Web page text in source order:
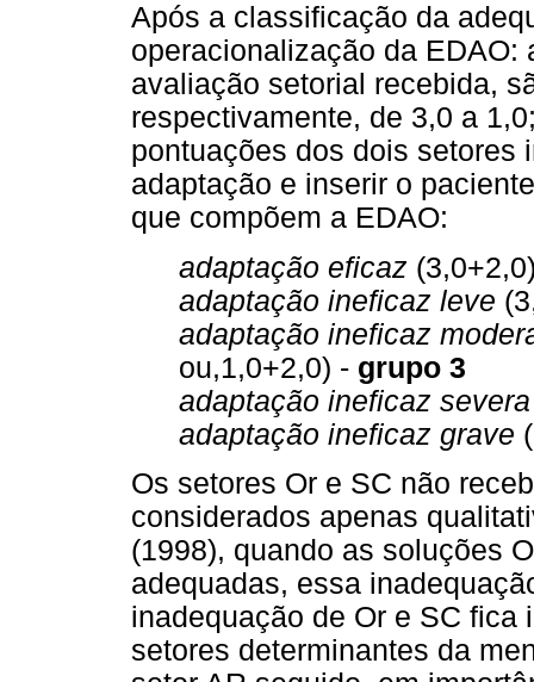
Após a classificação da
operacionalização da EDAO:
avaliação setorial recebida,
respectivamente, de 3,0 a
pontuações dos dois setores
adaptação e inserir o
que compõem a EDAO:
adaptação eficaz
adaptação ineficaz leve
adaptação ineficaz
ou,1,0+2,0) - grupo 3
adaptação ineficaz
adaptação ineficaz grave
Os setores Or e SC não
considerados apenas
(1998), quando as soluções
adequadas, essa
inadequação de Or e SC
setores determinantes da